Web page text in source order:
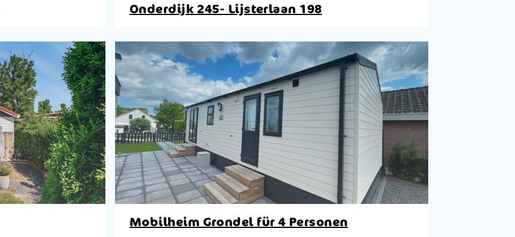
Onderdijk 245- Lijsterlaan 198
Mobilheim Grondel für 4 Personen